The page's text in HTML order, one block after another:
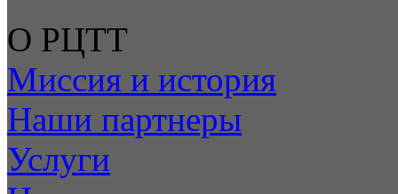
О РЦТТ
Миссия и история
Наши партнеры
Услуги